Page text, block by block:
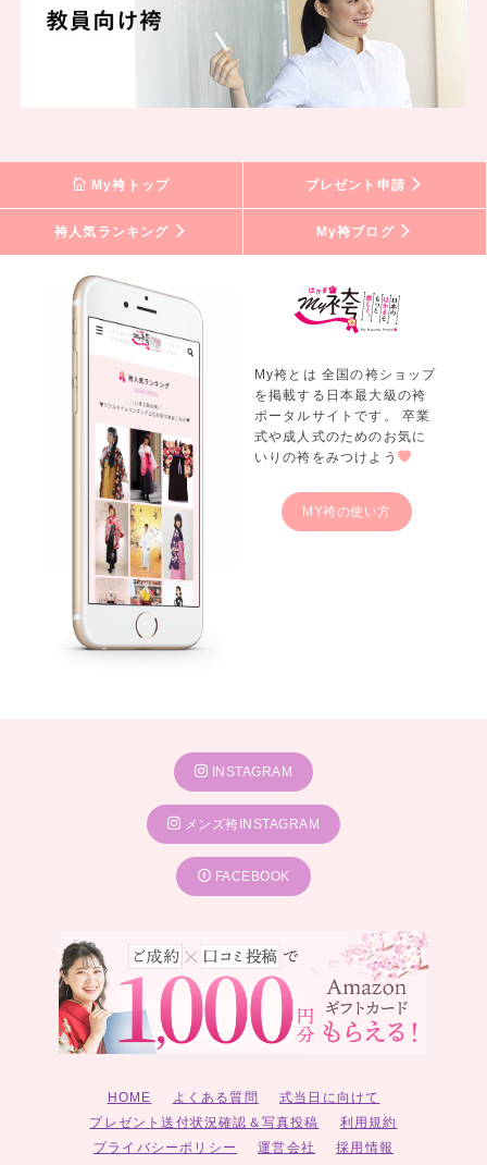
My袴トップ プレゼント申請
袴人気ランキング My袴ブログ
My袴とは 全国の袴ショップ
を掲載する日本最大級の袴
ポータルサイトです。 卒業
式や成人式のためのお気に
いりの袴をみつけよう
MY袴の使い方
INSTAGRAM
メンズ袴INSTAGRAM
FACEBOOK
HOME よくある質問
式当日に向けて
プレゼント送付状況確認＆写真投稿
利用規約
プライバシーポリシー
運営会社 採用情報